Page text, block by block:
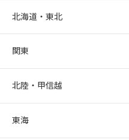
北海道・東北
関東
北陸・甲信越
東海